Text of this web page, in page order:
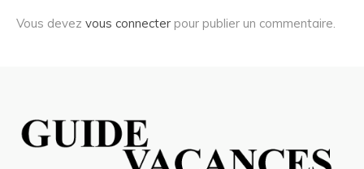
Vous devez vous connecter pour publier un commentaire.